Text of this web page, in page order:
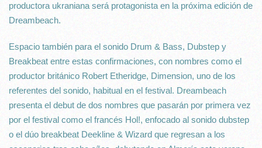
productora ukraniana será protagonista en la próxima edición de
Dreambeach.
Espacio también para el sonido Drum & Bass, Dubstep y
Breakbeat entre estas confirmaciones, con nombres como el
productor británico Robert Etheridge, Dimension, uno de los
referentes del sonido, habitual en el festival. Dreambeach
presenta el debut de dos nombres que pasarán por primera vez
por el festival como el francés Hol!, enfocado al sonido dubstep
o el dúo breakbeat Deekline & Wizard que regresan a los